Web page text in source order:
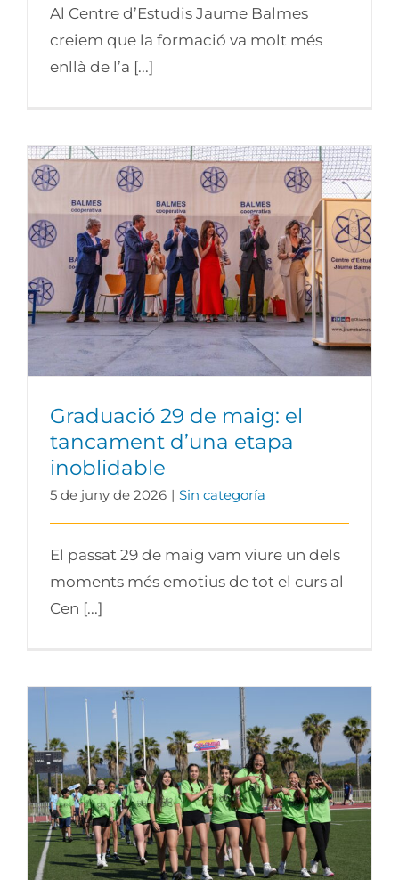
Al Centre d’Estudis Jaume Balmes
creiem que la formació va molt més
enllà de l’a [...]
Graduació 29 de maig: el tancament
d’una etapa inoblidable
Graduació 29 de maig: el
tancament d’una etapa
inoblidable
5 de juny de 2026 | Sin categoría
El passat 29 de maig vam viure un dels
moments més emotius de tot el curs al
Cen [...]
Una jornada inoblidable a les XII
Olimpíades del Balmes